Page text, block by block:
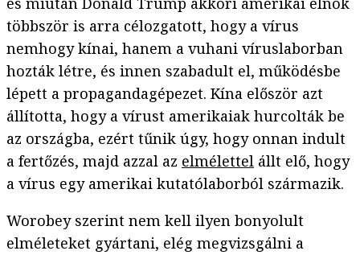
többször is arra célozgatott, hogy a vírus
nemhogy kínai, hanem a vuhani víruslaborban
hozták létre, és innen szabadult el, működésbe
lépett a propagandagépezet. Kína először azt
állította, hogy a vírust amerikaiak hurcolták be
az országba, ezért tűnik úgy, hogy onnan indult
a fertőzés, majd azzal az elmélettel állt elő, hogy
a vírus egy amerikai kutatólaborból származik.
Worobey szerint nem kell ilyen bonyolult
elméleteket gyártani, elég megvizsgálni a